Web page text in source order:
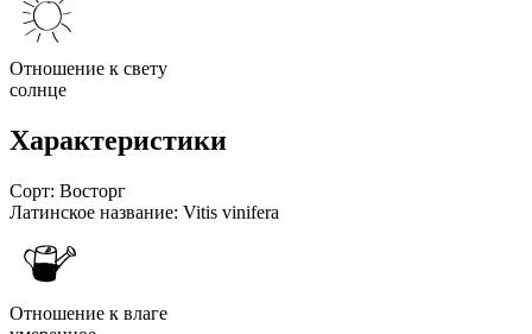
Отношение к свету
солнце
Характеристики
Сорт: Восторг
Латинское название: Vitis vinifera
Отношение к влаге